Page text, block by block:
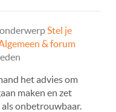
Stel je
& forum
het advies om
maken en zet
onbetrouwbaar.